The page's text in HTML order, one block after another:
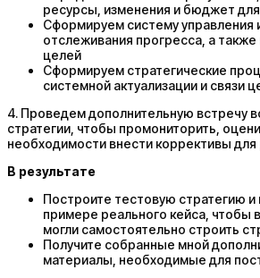
ресурсы, изменения и бюджет
Сформируем систему управления
отслеживания прогресса, а также
целей
Сформируем стратегические
системной актуализации и связи
4. Проведем дополнительную встречу
стратегии, чтобы промониторить,
необходимости внести коррективы
В результате
Построите тестовую стратегию и
примере реального кейса, чтобы
могли самостоятельно строить
Получите собранные мной
материалы, необходимые для